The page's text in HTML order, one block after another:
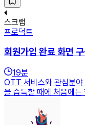
스크랩
프로덕트
회원가입 완료 화면
19분
OTT 서비스와 관심분야
을 습득할 때에 처음에